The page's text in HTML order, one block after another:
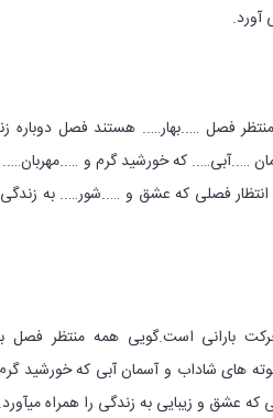
فصل …..بهار….. هستند فصل دوباره
…..آبی….. که خورشید گرم و …..مهربان…..
فصلی که عشق و …..شور….. به زندگی
بارانی است.گویی همه منتظر فصل
های شاداب و آسمان آبی که خورشید
که عشق و زیبایی به زندگی را همراه